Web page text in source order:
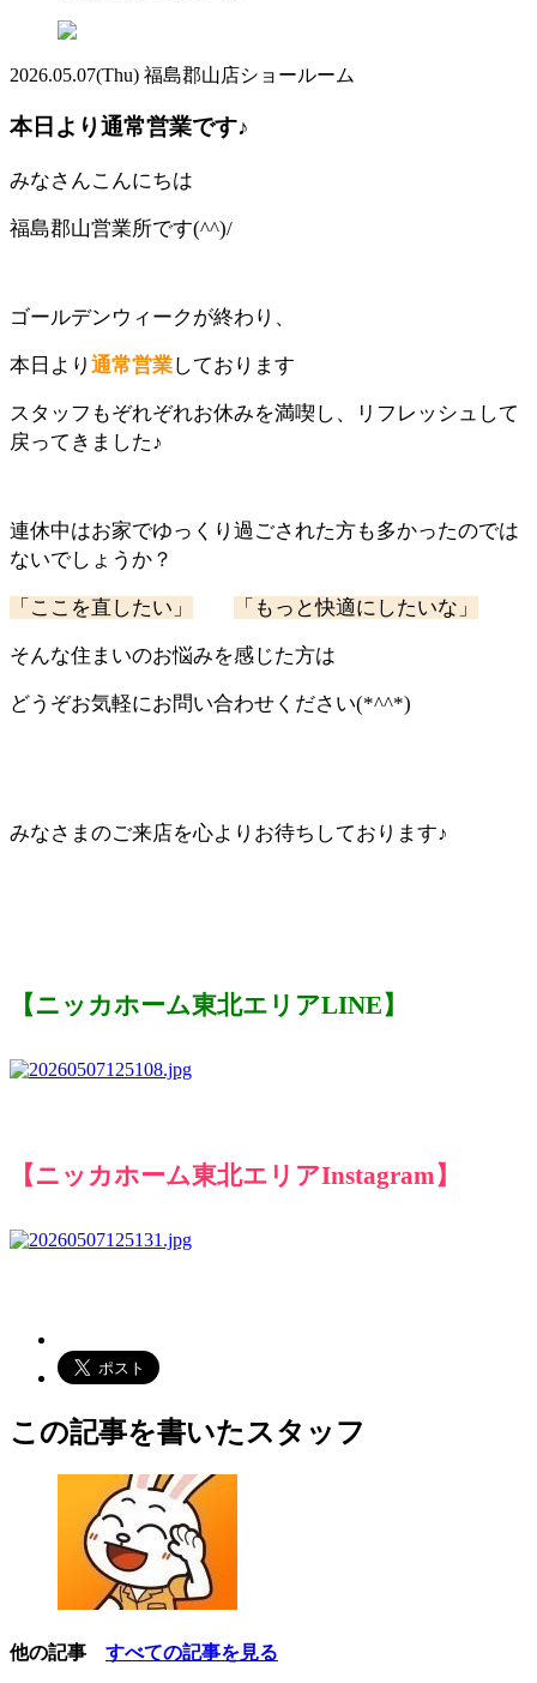
2026.05.07(Thu) 福島郡山店ショールーム
本日より通常営業です♪
みなさんこんにちは
福島郡山営業所です(^^)/
ゴールデンウィークが終わり、
本日より 通常営業しております
スタッフもぞれぞれお休みを満喫し、リフレッシュして
戻ってきました♪
連休中はお家でゆっくり過ごされた方も多かったのでは
ないでしょうか？
「ここを直したい」 「もっと快適にしたいな」
そんな住まいのお悩みを感じた方は
どうぞお気軽にお問い合わせください(*^^*)
みなさまのご来店を心よりお待ちしております♪
【ニッカホーム東北エリアLINE】
【ニッカホーム東北エリアInstagram】
この記事を書いたスタッフ
他の記事 すべての記事を見る